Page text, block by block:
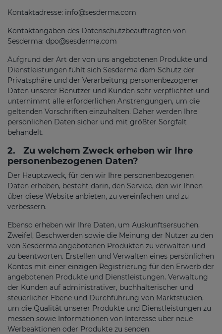
Kontaktadresse: info@sesderma.com
Kontaktangaben des Datenschutzbeauftragten von
Sesderma: dpo@sesderma.com
Aufgrund der Art der von uns angebotenen Produkte und
Dienstleistungen fühlt sich Sesderma dem Schutz der
Privatsphäre und der Verarbeitung personenbezogener
Daten unserer Benutzer und Kunden sehr verpflichtet und
unternimmt alle erforderlichen Anstrengungen, um die
geltenden Vorschriften einzuhalten. Daher werden Ihre
persönlichen Daten sicher und mit größter Sorgfalt
behandelt.
2.
Zu welchem Zweck erheben wir Ihre
personenbezogenen Daten?
Der Hauptzweck, für den wir Ihre personenbezogenen
Daten erheben, besteht darin, den Service, den wir Ihnen
über diese Website anbieten, zu vereinfachen und zu
verbessern.
Ebenso erheben wir Ihre Daten, um Auskunftsersuchen,
Zweifel, Beschwerden sowie die Meinung der Nutzer zu den
von Sesderma angebotenen Produkten zu verwalten und
zu beantworten. Erstellen und Verwalten eines persönlichen
Kontos mit einer einzigen Registrierung für den Erwerb der
angebotenen Produkte und Dienstleistungen. Verwaltung
der Kunden auf administrativer, buchhalterischer und
steuerlicher Ebene und Durchführung von Marktstudien,
um die Qualität unserer Produkte und Dienstleistungen zu
messen sowie Informationen von Interesse über neue
Werbeaktionen oder Produkte zu senden.